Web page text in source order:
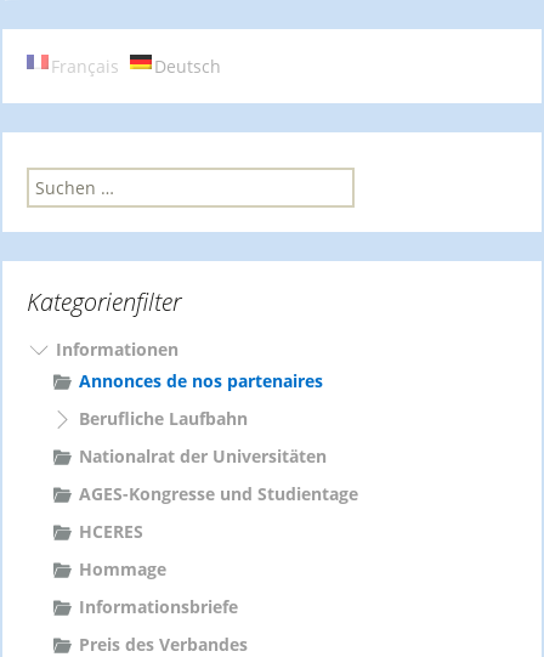
Français Deutsch
S
u
n
a
Kategorienfilter
Informationen
Annonces de nos partenaires
Berufliche Laufbahn
Nationalrat der Universitäten
AGES-Kongresse und Studientage
HCERES
Hommage
Informationsbriefe
Preis des Verbandes